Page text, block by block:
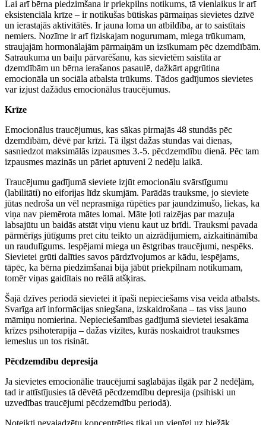
Lai arī bērna piedzimšana ir priekpilns notikums, tā vienlaikus ir arī
eksistenciāla krīze – ir notikušas būtiskas pārmaiņas sievietes dzīvē
un ierastajās aktivitātēs. Ir jauna loma un atbildība, ar to saistītais
nemiers. Nozīme ir arī fiziskajam nogurumam, miega trūkumam,
straujajām hormonālajām pārmaiņām un izsīkumam pēc dzemdībām.
Satraukuma un baiļu pārvarēšanu, kas sievietēm saistīta ar
dzemdībām un bērna ierašanos pasaulē, dažkārt apgrūtina
emocionāla un sociāla atbalsta trūkums. Tādos gadījumos sievietes
var izjust dažādus emocionālus traucējumus.
Krīze
Emocionālus traucējumus, kas sākas pirmajās 48 stundās pēc
dzemdībām, dēvē par krīzi. Tā ilgst dažas stundas vai dienas,
sasniedzot maksimālās izpausmes 3.-5. pēcdzemdību dienā. Pēc tam
izpausmes mazinās un pāriet aptuveni 2 nedēļu laikā.
Traucējumu gadījumā sieviete izjūt emocionālu svārstīgumu
(labilitāti) no eiforijas līdz skumjām. Parādās trauksme, jo sieviete
jūtas nedroša un vēl neprasmīga rūpēties par jaundzimušo, liekas, ka
viņa nav piemērota mātes lomai. Māte ļoti raizējas par mazuļa
labsajūtu un baidās atstāt viņu vienu kaut uz brīdi. Trauksmi pavada
pārmērīgs jūtīgums pret citu teikto un aizrādījumiem, aizkaitināmība
un raudulīgums. Iespējami miega un ēstgribas traucējumi, nespēks.
Sievietei grūti dalīties savos pārdzīvojumos ar kādu, iespējams,
tāpēc, ka bērna piedzimšanai bija jābūt priekpilnam notikumam,
tomēr viņas gaidītais no reālā atšķiras.
Šajā dzīves periodā sievietei it īpaši nepieciešams visa veida atbalsts.
Svarīga arī informācijas sniegšana, izskaidrošana – tas viss jauno
māmiņu nomierina. Nepieciešamības gadījumā sievietei iesakāma
krīzes psihoterapija – dažas vizītes, kurās noskaidrot trauksmes
iemeslus un tos risināt.
Pēcdzemdību depresija
Ja sievietes emocionālie traucējumi saglabājas ilgāk par 2 nedēļām,
tad ir attīstījusies tā dēvētā pēcdzemdību depresija (psihiski un
uzvedības traucējumi pēcdzemdību periodā).
Noteikti nevajadzētu koncentrēties tikai un vienīgi uz biežāk